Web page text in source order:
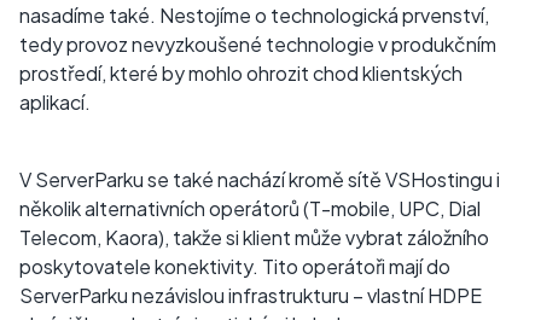
nasadíme také. Nestojíme o technologická prvenství,
tedy provoz nevyzkoušené technologie v produkčním
prostředí, které by mohlo ohrozit chod klientských
aplikací.
V ServerParku se také nachází kromě sítě VSHostingu i
několik alternativních operátorů (T-mobile, UPC, Dial
Telecom, Kaora), takže si klient může vybrat záložního
poskytovatele konektivity. Tito operátoři mají do
ServerParku nezávislou infrastrukturu – vlastní HDPE